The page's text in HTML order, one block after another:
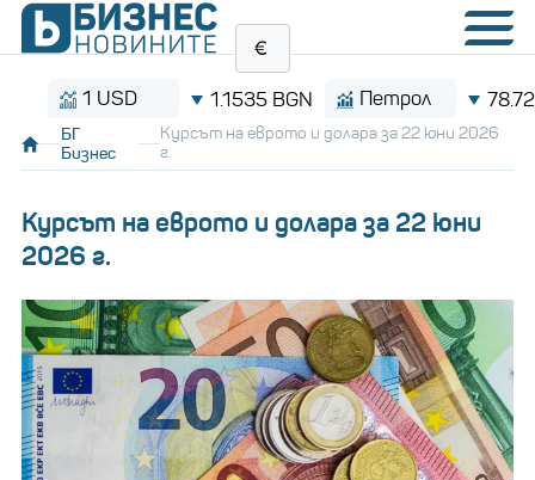
1 USD 1.1535 BGN Петрол 78.72 $/
БГ
Бизнес
Курсът на еврото и долара за 22 юни 2026
г.
Курсът на еврото и долара за 22 юни
2026 г.